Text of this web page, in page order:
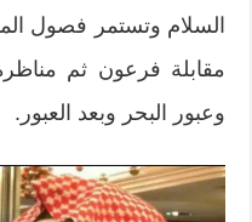
السلام وتستمر فصول
مقابلة فرعون ثم
وعبور البحر وبعد العبور.